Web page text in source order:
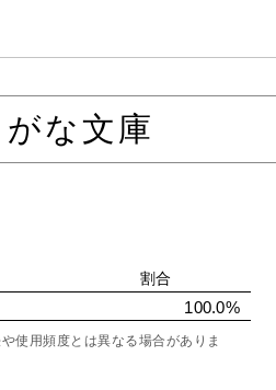
な文庫
割合
100.0%
使用頻度とは異なる場合がありま